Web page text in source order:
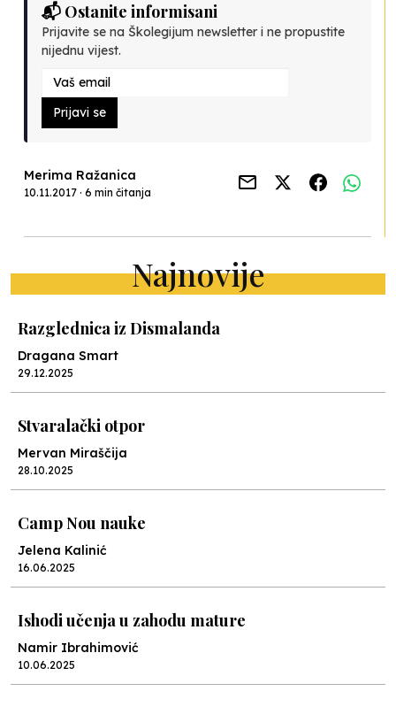
📬 Ostanite informisani
Prijavite se na Školegijum newsletter i ne propustite
nijednu vijest.
Prijavi se
Merima Ražanica
10.11.2017 · 6 min čitanja
Najnovije
Razglednica iz Dismalanda
Dragana Smart
29.12.2025
Stvaralački otpor
Mervan Miraščija
28.10.2025
Camp Nou nauke
Jelena Kalinić
16.06.2025
Ishodi učenja u zahodu mature
Namir Ibrahimović
10.06.2025